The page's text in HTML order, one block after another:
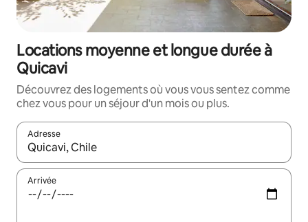
Locations moyenne et longue durée à
Quicavi
Découvrez des logements où vous vous sentez comme
chez vous pour un séjour d'un mois ou plus.
Adresse
Lorsque les résultats s'affichent, utilisez les flèches vers le
Arrivée